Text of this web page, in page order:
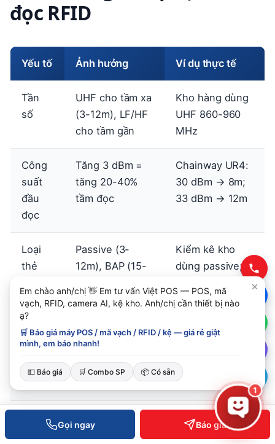
Gọi ngay Báo giá
đọc RFID
Yếu tố Ảnh hưởng Ví dụ thực tế
Tần
số
UHF cho tầm xa
(3-12m), LF/HF
cho tầm gần
Kho hàng dùng
UHF 860-960
MHz
Công
suất
đầu
đọc
Tăng 3 dBm =
tăng 20-40%
tầm đọc
Chainway UR4:
30 dBm → 8m;
33 dBm → 12m
Loại
thẻ
Passive (3-
12m), BAP (15-
(30-100m)
Kiểm kê kho
dùng passive;
active
Kích
thước
anten
thẻ
Thẻ 70x40mm
đọc 6-10m;
25x10mm đọc
1-2m
Thẻ inlay
pallet
70-90%; nước
Thẻ on-metal
cho thiết bị inox
1
Em chào anh/chị 👋 Em tư vấn Việt POS — POS, mã
vạch, RFID, camera AI, kệ kho. Anh/chị cần thiết bị nào
ạ?
🛒 Báo giá máy POS / mã vạch / RFID / kệ — giá rẻ giật
mình, em báo nhanh!
💵 Báo giá 🛒 Combo SP 📦 Có sẵn